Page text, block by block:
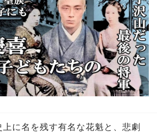
上に名を残す有名な花魁と、悲劇